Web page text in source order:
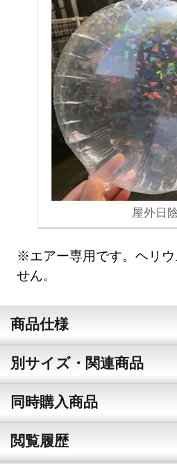
屋外日
※エアー専用です。ヘリ
せん。
商品仕様
別サイズ・関連商品
同時購入商品
閲覧履歴